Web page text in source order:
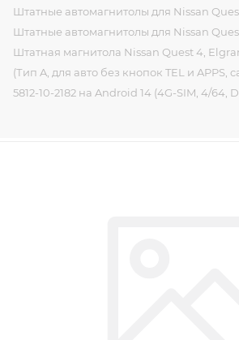
Штатные автомагнитолы для Nissan
Штатные автомагнитолы для Nissan
Штатная магнитола Nissan Quest 4,
(Тип A, для авто без кнопок TEL и APPS,
5812-10-2182 на Android 14 (4G-SIM, 4/64,